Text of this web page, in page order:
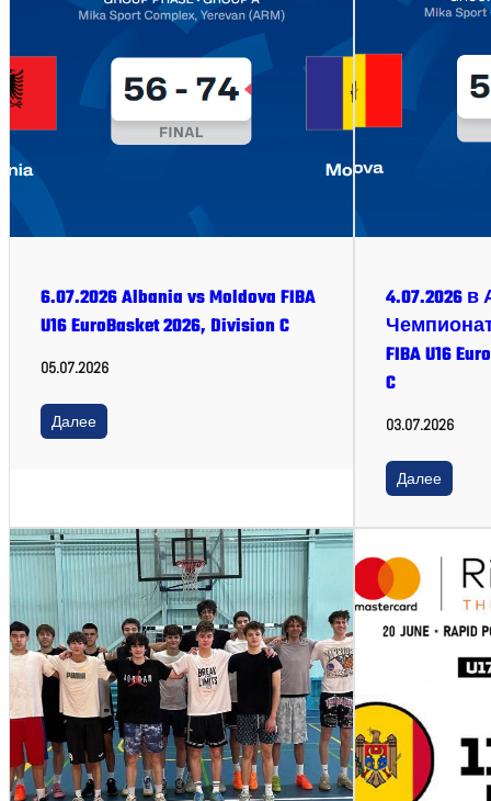
6.07.2026 Albania vs Moldova FIBA
U16 EuroBasket 2026, Division C
05.07.2026
Далее
4.07.2026
FIBA U16
C
03.07.2026
Далее